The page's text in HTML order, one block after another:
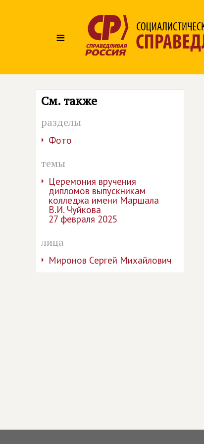
≡
См. также
разделы
Фото
темы
Церемония вручения
дипломов выпускникам
колледжа имени Маршала
В.И. Чуйкова
27 февраля 2025
лица
Миронов Сергей Михайлович